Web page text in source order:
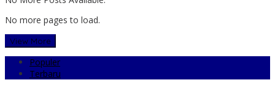
No more pages to load.
View More
Populer
Terbaru